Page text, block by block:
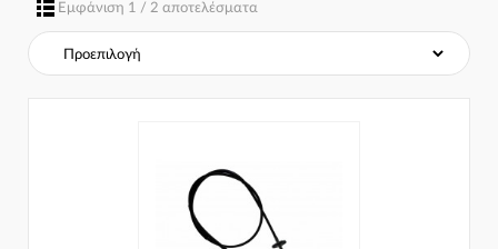
Εμφάνιση 1 / 2 αποτελέσματα